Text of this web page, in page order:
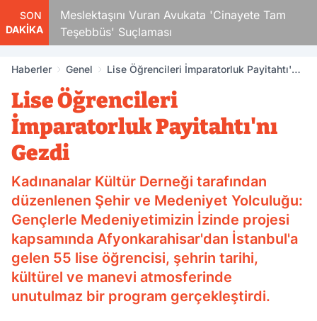
SON
DAKİKA
Meslektaşını Vuran Avukata 'Cinayete Tam
Teşebbüs' Suçlaması
Haberler Genel
Lise Öğrencileri İmparatorluk Payitahtı'nı
Lise Öğrencileri
İmparatorluk Payitahtı'nı
Gezdi
Kadınanalar Kültür Derneği tarafından
düzenlenen Şehir ve Medeniyet Yolculuğu:
Gençlerle Medeniyetimizin İzinde projesi
kapsamında Afyonkarahisar'dan İstanbul'a
gelen 55 lise öğrencisi, şehrin tarihi,
kültürel ve manevi atmosferinde
unutulmaz bir program gerçekleştirdi.